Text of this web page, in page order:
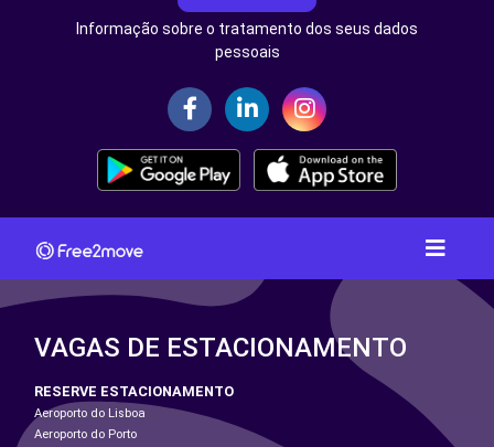
Informação sobre o tratamento dos seus dados
pessoais
VAGAS DE ESTACIONAMENTO
RESERVE ESTACIONAMENTO
Aeroporto do Lisboa
Aeroporto do Porto